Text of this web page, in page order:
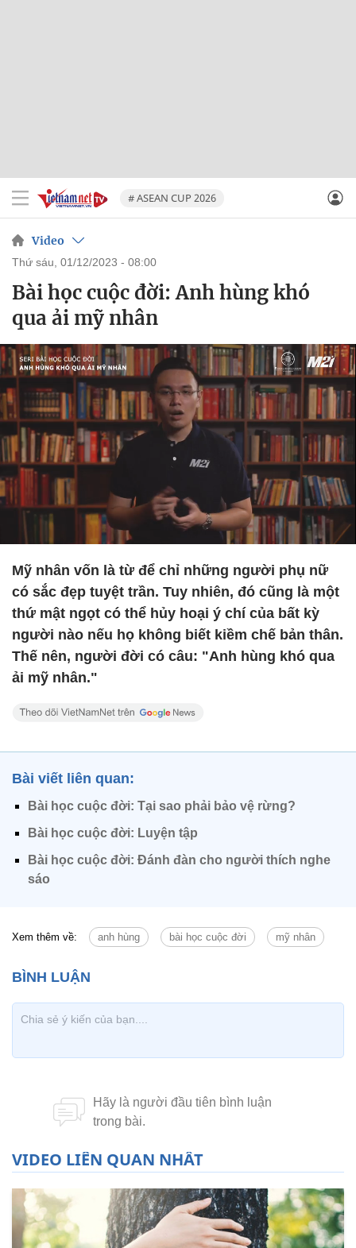
# ASEAN CUP 2026
Video
thứ sáu, 01/12/2023 - 08:00
Bài học cuộc đời: Anh hùng khó
qua ải mỹ nhân
Mỹ nhân vốn là từ để chỉ những người phụ nữ
có sắc đẹp tuyệt trần. Tuy nhiên, đó cũng là một
thứ mật ngọt có thể hủy hoại ý chí của bất kỳ
người nào nếu họ không biết kiềm chế bản thân.
Thế nên, người đời có câu: "Anh hùng khó qua
ải mỹ nhân."
Bài viết liên quan:
Bài học cuộc đời: Tại sao phải bảo vệ rừng?
Bài học cuộc đời: Luyện tập
Bài học cuộc đời: Đánh đàn cho người thích nghe
sáo
Xem thêm về: anh hùng bài học cuộc đời mỹ nhân
VIDEO LIÊN QUAN NHẤT